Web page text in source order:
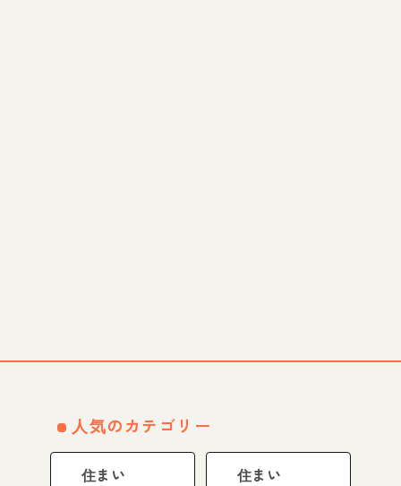
人気のカテゴリー
住まい 住まい